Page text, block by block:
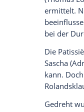
Ich bin
Daten
Mord
In "Im